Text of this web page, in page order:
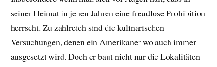
seiner Heimat in jenen Jahren eine freudlose Prohibition
herrscht. Zu zahlreich sind die kulinarischen
Versuchungen, denen ein Amerikaner wo auch immer
ausgesetzt wird. Doch er baut nicht nur die Lokalitäten